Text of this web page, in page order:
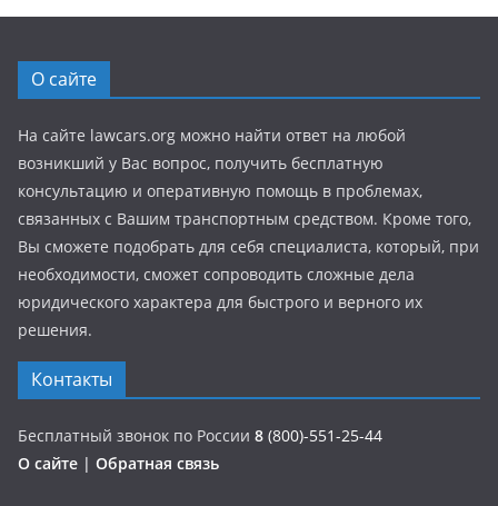
О сайте
На сайте lawcars.org можно найти ответ на любой
возникший у Вас вопрос, получить бесплатную
консультацию и оперативную помощь в проблемах,
связанных с Вашим транспортным средством. Кроме того,
Вы сможете подобрать для себя специалиста, который, при
необходимости, сможет сопроводить сложные дела
юридического характера для быстрого и верного их
решения.
Контакты
Бесплатный звонок по России 8 (800)-551-25-44
О сайте | Обратная связь